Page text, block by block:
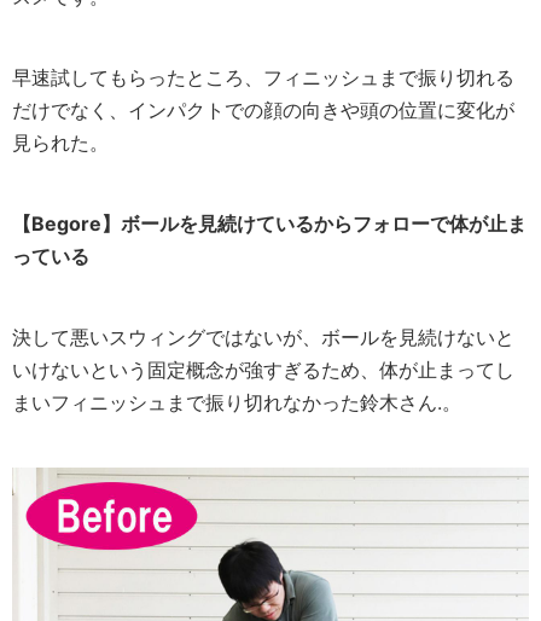
早速試してもらったところ、フィニッシュまで振り切れる
だけでなく、インパクトでの顔の向きや頭の位置に変化が
見られた。
【Begore】 ボールを見続けているからフォローで体が止ま
っている
決して悪いスウィングではないが、ボールを見続けないと
いけないという固定概念が強すぎるため、体が止まってし
まいフィニッシュまで振り切れなかった鈴木さん.。